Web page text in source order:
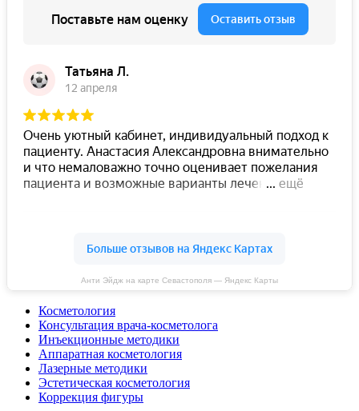
Анти Эйдж на карте Севастополя — Яндекс Карты
Косметология
Консультация врача-косметолога
Инъекционные методики
Аппаратная косметология
Лазерные методики
Эстетическая косметология
Коррекция фигуры